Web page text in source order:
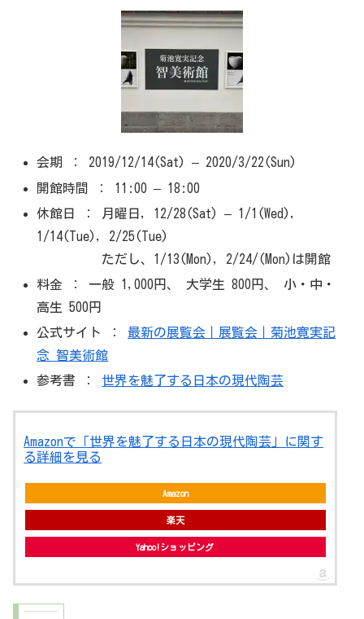
会期 ： 2019/12/14(Sat) – 2020/3/22(Sun)
開館時間 ： 11:00 – 18:00
休館日 ： 月曜日, 12/28(Sat) – 1/1(Wed),
1/14(Tue), 2/25(Tue)
ただし、1/13(Mon), 2/24/(Mon)は開館
料金 ： 一般 1,000円、 大学生 800円、 小・中・
高生 500円
公式サイト ：最新の展覧会｜展覧会｜菊池寛実記
念 智美術館
参考書 ： 世界を魅了する日本の現代陶芸
Amazonで「世界を魅了する日本の現代陶芸」に関す
る詳細を見る
Amazon
楽天
Yahoo!ショッピング